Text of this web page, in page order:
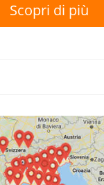
Scopri di più